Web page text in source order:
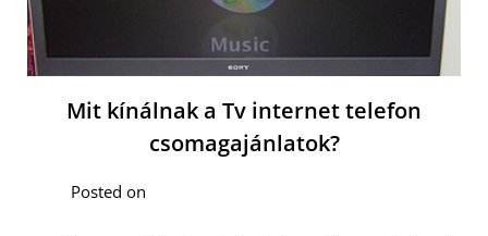
Mit kínálnak a Tv internet telefon
csomagajánlatok?
Posted on